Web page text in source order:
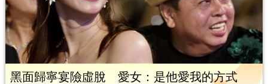
黑面歸寧宴險虛脫 愛女：是他愛我的方式